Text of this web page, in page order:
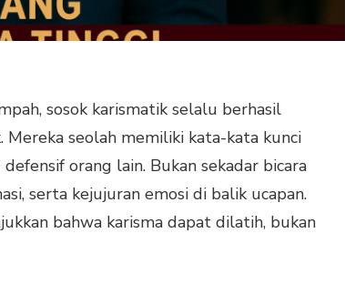
sosok karismatik selalu berhasil
seolah memiliki kata-kata kunci
orang lain. Bukan sekadar bicara
serta kejujuran emosi di balik ucapan.
bahwa karisma dapat dilatih, bukan